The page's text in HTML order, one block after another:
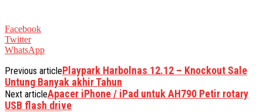
Facebook
Twitter
WhatsApp
Previous articlePlaypark Harbolnas 12.12 – Knockout Sale
Untung Banyak akhir Tahun
Next articleApacer iPhone / iPad untuk AH790 Petir rotary
USB flash drive